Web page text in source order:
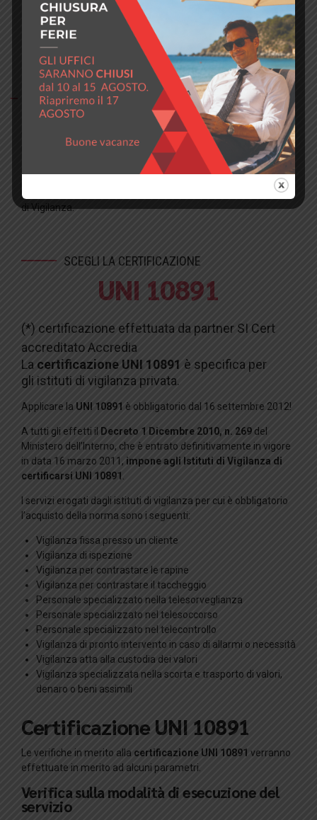
Un elenco delle principali domande che ci
pongono rispetto alla certificazione
La norma UNI 10891 e la serie UNI CEI EN 50518 sono
integrabili con altri Standard?
Certamente, la serie UNI CEI EN 50518 e la norma UNI 10891
recepiscono i principi e gli elementi significativi della ISO 9001
– Sistemi di Gestione per la Qualità e della ISO 27001 –
Sistemi di Gestione delle Informazioni, così come alcuni
requisiti legislativi cogenti ed applicabili all’attività degli Istituti
di Vigilanza.
SCEGLI LA CERTIFICAZIONE
UNI 10891
(*) certificazione effettuata da partner SI Cert
accreditato Accredia
La certificazione UNI 10891 è specifica per
gli istituti di vigilanza privata.
Applicare la UNI 10891 è obbligatorio dal 16 settembre 2012!
A tutti gli effetti il Decreto 1 Dicembre 2010, n. 269 del
Ministero dell’Interno, che è entrato definitivamente in vigore
in data 16 marzo 2011, impone agli Istituti di Vigilanza di
certificarsi UNI 10891
I servizi erogati dagli istituti di vigilanza per cui è obbligatorio
l’acquisto della norma sono i seguenti:
Vigilanza fissa presso un cliente
Vigilanza di ispezione
Vigilanza per contrastare le rapine
Vigilanza per contrastare il taccheggio
Personale specializzato nella telesorveglianza
Personale specializzato nel telesoccorso
Personale specializzato nel telecontrollo
Vigilanza di pronto intervento in caso di allarmi o necessità
Vigilanza atta alla custodia dei valori
Vigilanza specializzata nella scorta e trasporto di valori,
denaro o beni assimili
Certificazione UNI 10891
Le verifiche in merito alla certificazione UNI 10891 verranno
effettuate in merito ad alcuni parametri.
Verifica sulla modalità di esecuzione del
servizio